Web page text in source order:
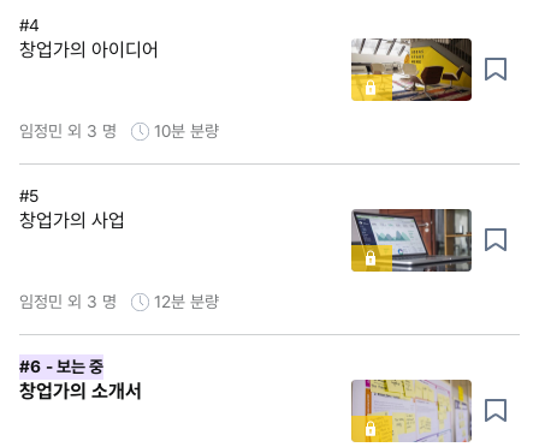
#4
창업가의 아이디어
임정민 외 3 명 10분 분량
#5
창업가의 사업
임정민 외 3 명 12분 분량
#6 - 보는 중
창업가의 소개서